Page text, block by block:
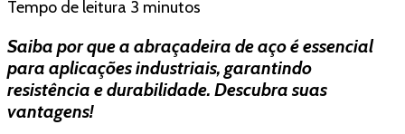
Abraçadeira
aço:
a
solução
Tempo de leitura 3 minutos
Saiba por que a abraçadeira de aço é essencial
para aplicações industriais, garantindo
resistência e durabilidade. Descubra suas
vantagens!